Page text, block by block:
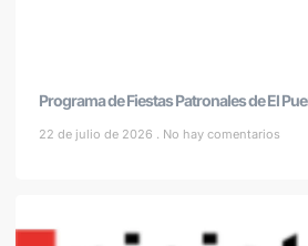
Programa de Fiestas Patronales de El
22 de julio de 2026 No hay comentarios